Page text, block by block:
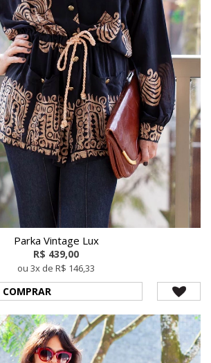
Parka Vintage Lux
R$ 439,00
ou 3x de R$ 146,33
COMPRAR